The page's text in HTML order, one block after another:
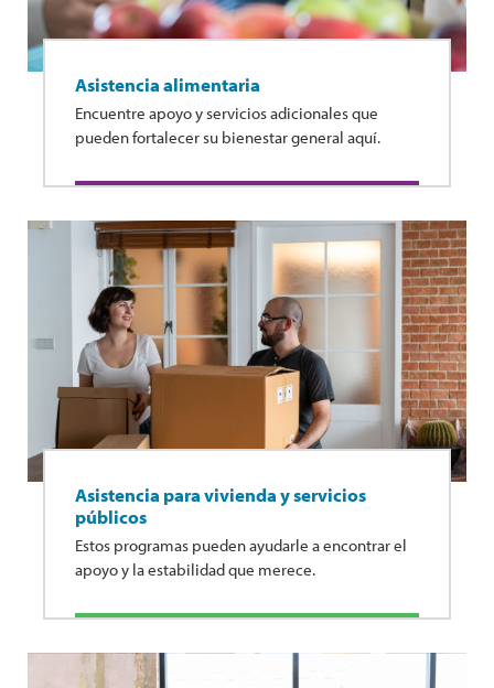
Asistencia alimentaria
Encuentre apoyo y servicios adicionales que
pueden fortalecer su bienestar general aquí.
Asistencia para vivienda y servicios
públicos
Estos programas pueden ayudarle a encontrar el
apoyo y la estabilidad que merece.